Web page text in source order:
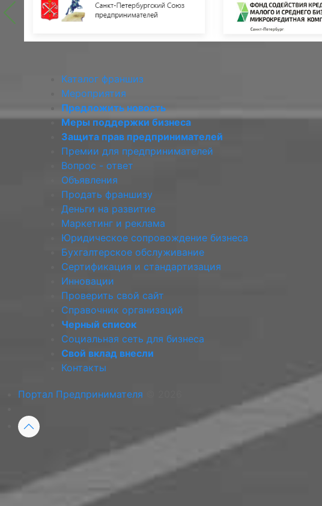
Каталог франшиз
Мероприятия
Предложить новость
Меры поддержки бизнеса
Защита прав предпринимателей
Премии для предпринимателей
Вопрос - ответ
Объявления
Продать франшизу
Деньги на развитие
Маркетинг и реклама
Юридическое сопровождение бизнеса
Бухгалтерское обслуживание
Сертификация и стандартизация
Инновации
Проверить свой сайт
Справочник организаций
Черный список
Социальная сеть для бизнеса
Свой вклад внесли
Контакты
Портал Предпринимателя